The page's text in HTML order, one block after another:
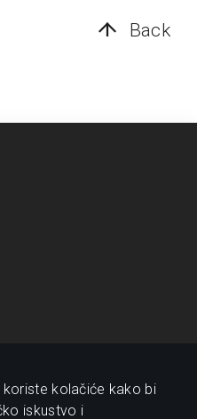
Back
kolačiće kako bi
iskustvo i